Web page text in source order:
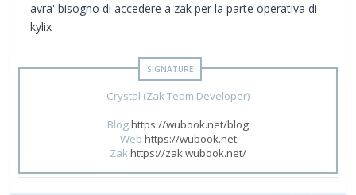
avra' bisogno di accedere a zak per la parte operativa di
kylix
Crystal (Zak Team Developer)
Bloghttps://wubook.net/blog
Web https://wubook.net
Zakhttps://zak.wubook.net/